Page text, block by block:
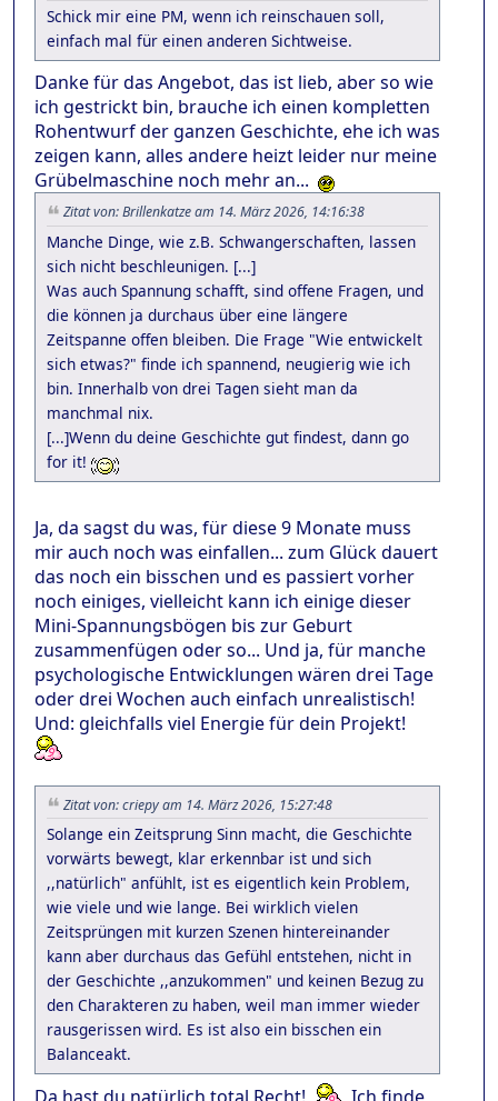
Schick mir eine PM, wenn ich reinschauen soll,
einfach mal für einen anderen Sichtweise.
Danke für das Angebot, das ist lieb, aber so wie
ich gestrickt bin, brauche ich einen kompletten
Rohentwurf der ganzen Geschichte, ehe ich was
zeigen kann, alles andere heizt leider nur meine
Grübelmaschine noch mehr an...
Zitat von: Brillenkatze am 14. März 2026, 14:16:38
Manche Dinge, wie z.B. Schwangerschaften, lassen
sich nicht beschleunigen. [...]
Was auch Spannung schafft, sind offene Fragen, und
die können ja durchaus über eine längere
Zeitspanne offen bleiben. Die Frage "Wie entwickelt
sich etwas?" finde ich spannend, neugierig wie ich
bin. Innerhalb von drei Tagen sieht man da
manchmal nix.
[...]Wenn du deine Geschichte gut findest, dann go
for it!
Ja, da sagst du was, für diese 9 Monate muss
mir auch noch was einfallen... zum Glück dauert
das noch ein bisschen und es passiert vorher
noch einiges, vielleicht kann ich einige dieser
Mini-Spannungsbögen bis zur Geburt
zusammenfügen oder so... Und ja, für manche
psychologische Entwicklungen wären drei Tage
oder drei Wochen auch einfach unrealistisch!
Und: gleichfalls viel Energie für dein Projekt!
Zitat von: criepy am 14. März 2026, 15:27:48
Solange ein Zeitsprung Sinn macht, die Geschichte
vorwärts bewegt, klar erkennbar ist und sich
,,natürlich" anfühlt, ist es eigentlich kein Problem,
wie viele und wie lange. Bei wirklich vielen
Zeitsprüngen mit kurzen Szenen hintereinander
kann aber durchaus das Gefühl entstehen, nicht in
der Geschichte ,,anzukommen" und keinen Bezug zu
den Charakteren zu haben, weil man immer wieder
rausgerissen wird. Es ist also ein bisschen ein
Balanceakt.